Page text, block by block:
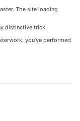
The site loading
distinctive trick.
you’ve performed